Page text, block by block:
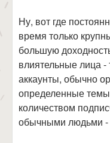
Ну, вот где
время только
большую
влиятельные лица -
аккаунты, обычно
определенные
количеством
обычными людьми -